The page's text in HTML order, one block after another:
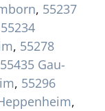
, 55237
55234
, 55278
55435 Gau-
, 55296
,